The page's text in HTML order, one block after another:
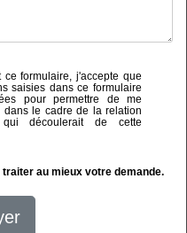
ce formulaire, j'accepte que
saisies dans ce formulaire
pour permettre de me
dans le cadre de la relation
qui découlerait de cette
au mieux votre demande.